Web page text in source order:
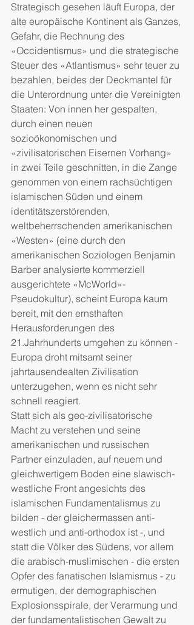
Strategisch gesehen läuft Europa, der
alte europäische Kontinent als Ganzes,
Gefahr, die Rechnung des
«Occidentismus» und die strategische
Steuer des «Atlantismus» sehr teuer zu
bezahlen, beides der Deckmantel für
die Unterordnung unter die Vereinigten
Staaten: Von innen her gespalten,
durch einen neuen
sozioökonomischen und
«zivilisatorischen Eisernen Vorhang»
in zwei Teile geschnitten, in die Zange
genommen von einem rachsüchtigen
islamischen Süden und einem
identitätszerstörenden,
weltbeherrschenden amerikanischen
«Westen» (eine durch den
amerikanischen Soziologen Benjamin
Barber analysierte kommerziell
ausgerichtete «McWorld»-
Pseudokultur), scheint Europa kaum
bereit, mit den ernsthaften
Herausforderungen des
21.Jahrhunderts umgehen zu können -
Europa droht mitsamt seiner
jahrtausendealten Zivilisation
unterzugehen, wenn es nicht sehr
schnell reagiert.
Statt sich als geo-zivilisatorische
Macht zu verstehen und seine
amerikanischen und russischen
Partner einzuladen, auf neuem und
gleichwertigem Boden eine slawisch-
westliche Front angesichts des
islamischen Fundamentalismus zu
bilden - der gleichermassen anti-
westlich und anti-orthodox ist -, und
statt die Völker des Südens, vor allem
die arabisch-muslimischen - die ersten
Opfer des fanatischen Islamismus - zu
ermutigen, der demographischen
Explosionsspirale, der Verarmung und
der fundamentalistischen Gewalt zu